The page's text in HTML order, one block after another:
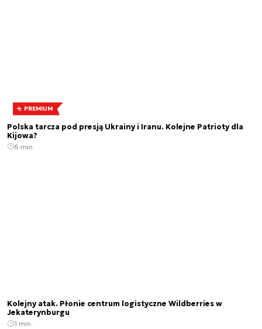
PREMIUM
Polska tarcza pod presją Ukrainy i Iranu. Kolejne Patrioty dla
Kijowa?
6 min.
Kolejny atak. Płonie centrum logistyczne Wildberries w
Jekaterynburgu
1 min.